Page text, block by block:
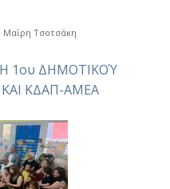
Μαίρη Τσοτσάκη
1ου ΔΗΜΟΤΙΚΟΎ
ΚΔΑΠ-ΑΜΕΑ